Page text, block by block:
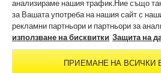
Информация за изхвърляне и приемане
Noto License Statement
ЗА КОНТАКТИ
В СОЦИАЛНИТЕ МРЕЖИ
анализираме нашия трафик.Ние също
за Вашата употреба на нашия сайт с
рекламни партньори и партньори за
използване на бисквитки Защита на
ПРИЕМАНЕ НА ВСИЧКИ